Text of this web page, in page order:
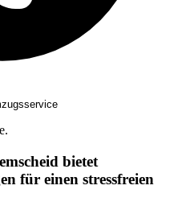
bietet
für einen stressfreien